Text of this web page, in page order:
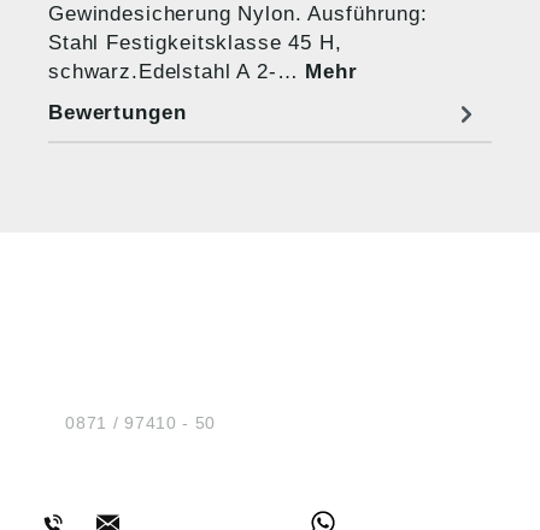
Gewindesicherung Nylon. Ausführung:
Stahl Festigkeitsklasse 45 H,
schwarz.Edelstahl A 2-… Mehr
Bewertungen
Tel.:0871 / 97410 - 50